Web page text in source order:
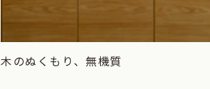
木のぬくもり、無機質